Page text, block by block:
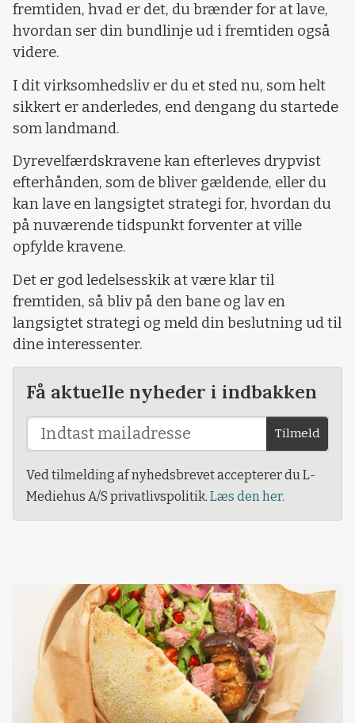
fremtiden, hvad er det, du brænder for at lave,
hvordan ser din bundlinje ud i fremtiden også
videre.
I dit virksomhedsliv er du et sted nu, som helt
sikkert er anderledes, end dengang du startede
som landmand.
Dyrevelfærdskravene kan efterleves drypvist
efterhånden, som de bliver gældende, eller du
kan lave en langsigtet strategi for, hvordan du
på nuværende tidspunkt forventer at ville
opfylde kravene.
Det er god ledelsesskik at være klar til
fremtiden, så bliv på den bane og lav en
langsigtet strategi og meld din beslutning ud til
dine interessenter.
Få aktuelle nyheder i indbakken
Tilmeld
Ved tilmelding af nyhedsbrevet accepterer du L-
Mediehus A/S privatlivspolitik. Læs den her.